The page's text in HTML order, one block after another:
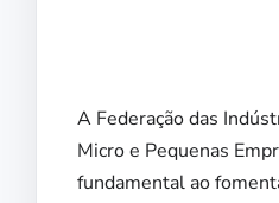
A Federação das
Micro e Pequenas
fundamental ao